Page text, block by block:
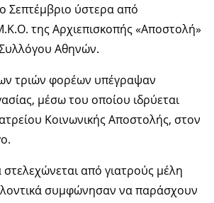
Σεπτέμβριο ύστερα από
της Αρχιεπισκοπής «Αποστολή»
Συλλόγου Αθηνών.
τριών φορέων υπέγραψαν
μέσω του οποίου ιδρύεται
Κοινωνικής Αποστολής, στον
στελεχώνεται από γιατρούς μέλη
συμφώνησαν να παράσχουν